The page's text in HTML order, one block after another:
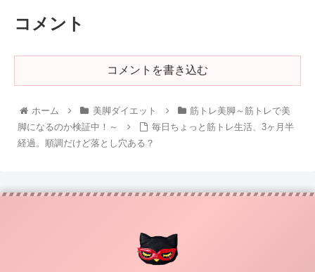
コメント
コメントを書き込む
ホーム 美脚ダイエット
筋トレ美脚～筋トレで美
脚になるのか検証中！～
毎日ちょっと筋トレ生活、3ヶ月半
経過。順調だけど落とし穴ある？